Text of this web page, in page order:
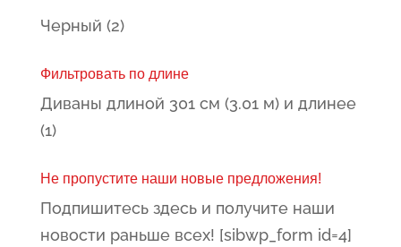
Черный (2)
Фильтровать по длине
Диваны длиной 301 см (3.01 м) и длинее
(1)
Не пропустите наши новые предложения!
Подпишитесь здесь и получите наши
новости раньше всех! [sibwp_form id=4]